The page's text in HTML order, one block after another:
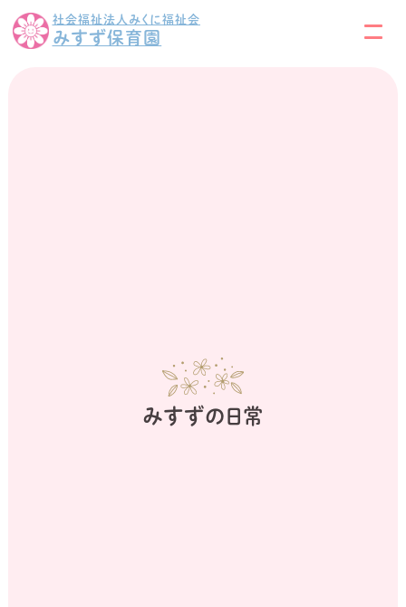
社会福祉法人みくに福祉会
みすず保育園
みすずの日常